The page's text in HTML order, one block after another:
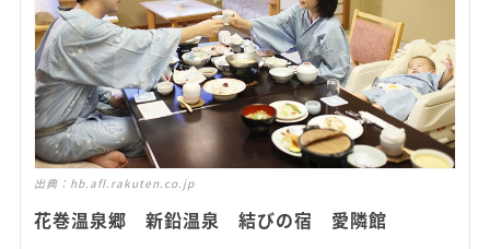
出典： hb.afl.rakuten.co.jp
花巻温泉郷 新鉛温泉 結びの宿 愛隣館